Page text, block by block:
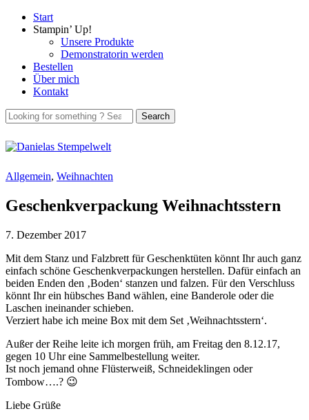
Start
Stampin’ Up!
Unsere Produkte
Demonstratorin werden
Bestellen
Über mich
Kontakt
Allgemein, Weihnachten
Geschenkverpackung Weihnachtsstern
7. Dezember 2017
Mit dem Stanz und Falzbrett für Geschenktüten könnt Ihr auch ganz
einfach schöne Geschenkverpackungen herstellen. Dafür einfach an
beiden Enden den ‚Boden‘ stanzen und falzen. Für den Verschluss
könnt Ihr ein hübsches Band wählen, eine Banderole oder die
Laschen ineinander schieben.
Verziert habe ich meine Box mit dem Set ‚Weihnachtsstern‘.
Außer der Reihe leite ich morgen früh, am Freitag den 8.12.17,
gegen 10 Uhr eine Sammelbestellung weiter.
Ist noch jemand ohne Flüsterweiß, Schneideklingen oder
Tombow….? 😉
Liebe Grüße